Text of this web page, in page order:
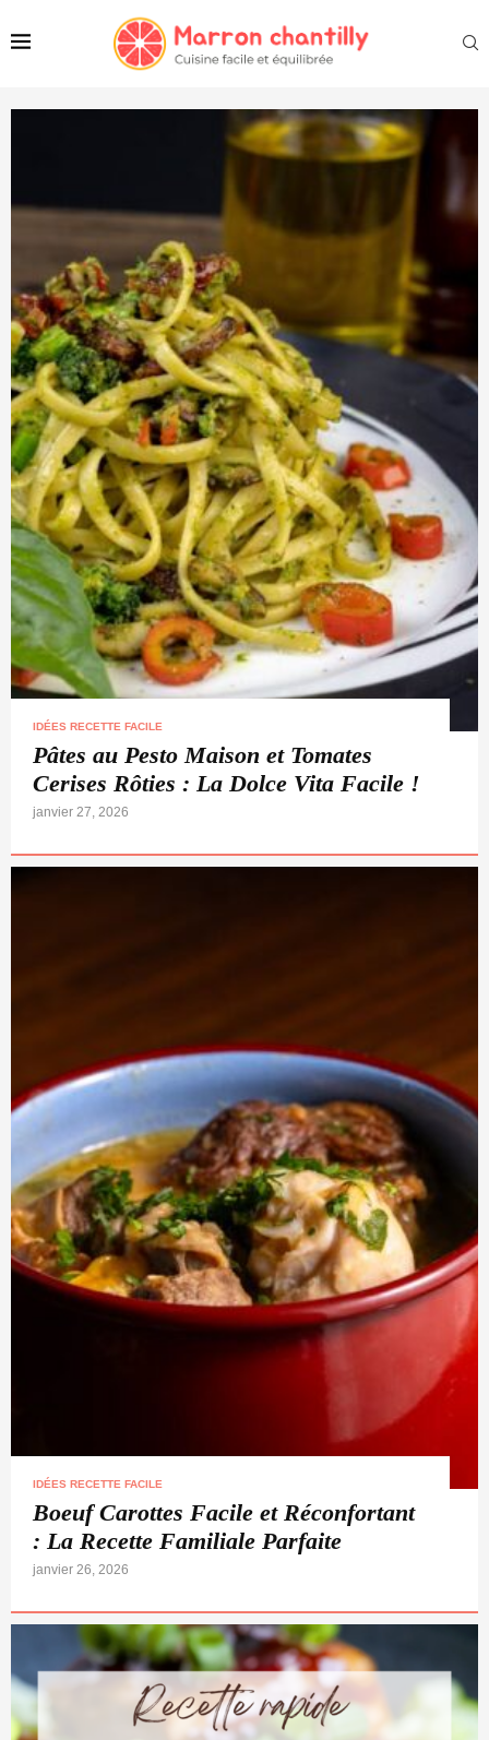
IDÉES RECETTE FACILE
Pâtes au Pesto Maison et Tomates
Cerises Rôties : La Dolce Vita Facile !
janvier 27, 2026
IDÉES RECETTE FACILE
Boeuf Carottes Facile et Réconfortant
: La Recette Familiale Parfaite
janvier 26, 2026